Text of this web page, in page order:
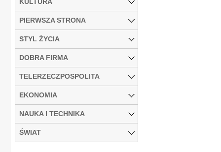
PIERWSZA STRONA
STYL ŻYCIA
DOBRA FIRMA
TELERZECZPOSPOLITA
EKONOMIA
NAUKA I TECHNIKA
ŚWIAT